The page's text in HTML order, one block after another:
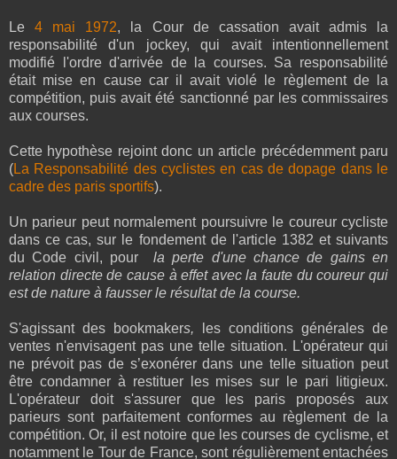
Le4 mai 1972, la Cour de cassation avait admis la
responsabilité d'un jockey, qui avait intentionnellement
modifié l'ordre d'arrivée de la courses. Sa responsabilité
était mise en cause car il avait violé le règlement de la
compétition, puis avait été sanctionné par les commissaires
aux courses.
Cette hypothèse rejoint donc un article précédemment paru
(La Responsabilité des cyclistes en cas de dopage dans le
cadre des paris sportifs).
Un parieur peut normalement poursuivre le coureur cycliste
dans ce cas, sur le fondement de l'article 1382 et suivants
du Code civil, pour la perte d'une chance de gains en
relation directe de cause à effet avec la faute du coureur qui
est de nature à fausser le résultat de la course.
S'agissant des bookmakers, les conditions générales de
ventes n'envisagent pas une telle situation. L'opérateur qui
ne prévoit pas de s’exonérer dans une telle situation peut
être condamner à restituer les mises sur le pari litigieux.
L'opérateur doit s'assurer que les paris proposés aux
parieurs sont parfaitement conformes au règlement de la
compétition. Or, il est notoire que les courses de cyclisme, et
notamment le Tour de France, sont régulièrement entachées